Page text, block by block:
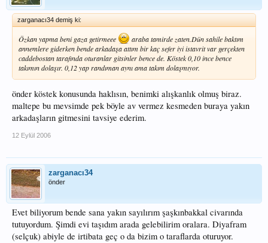
zarganacı34 demiş ki:
Özkan yapma beni gaza getirmeee
araba tamirde zaten.Dün sahile baktım
annemlere giderken bende arkadaşa attım bir kaç sefer iyi istavrit var gerçekten
caddebostan tarafında oturanlar gitsinler bence de. Köstek 0,10 ince bence
takımın dolaşır. 0,12 yap randıman aynı ama takım dolaşmıyor.
önder köstek konusunda haklısın, benimki alışkanlık olmuş biraz.
maltepe bu mevsimde pek böyle av vermez kesmeden buraya yakın
arkadaşların gitmesini tavsiye ederim.
12 Eylül 2006
zarganacı34
önder
Evet biliyorum bende sana yakın sayılırım şaşkınbakkal civarında
tutuyordum. Şimdi evi taşıdım arada gelebilirim oralara. Diyafram
(selçuk) abiyle de irtibata geç o da bizim o taraflarda oturuyor.